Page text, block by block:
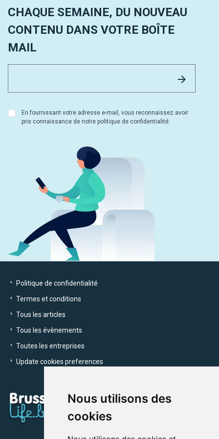
Nous utilisons des
cookies
CHAQUE SEMAINE, DU NOUVEAU
CONTENU DANS VOTRE BOÎTE
MAIL
En fournissant votre adresse e-mail, vous reconnaissez avoir
pris connaissance de notre politique de confidentialité.
Politique de confidentialité
Termes et conditions
Tous les articles
Tous les évènements
Toutes les entreprises
Update cookies preferences